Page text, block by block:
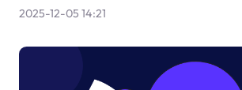
2025-12-05 14:21